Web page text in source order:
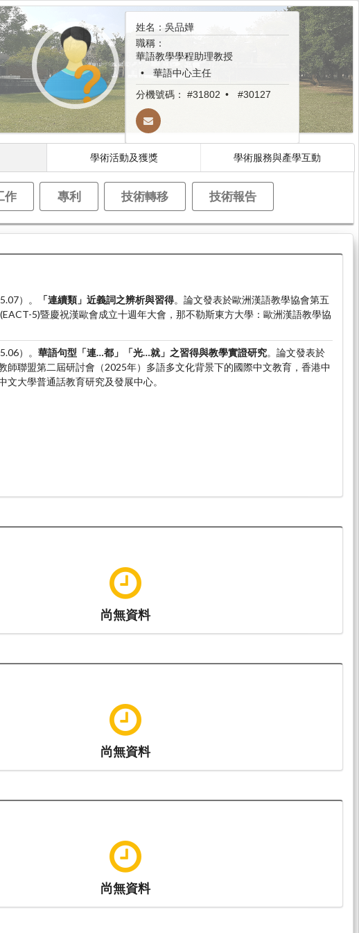
姓名：吳品嬅
職稱：
華語教學學程助理教授
華語中心主任
分機號碼： #31802 #30127
學術活動及獲獎 學術服務與產學互動
作 專利 技術轉移 技術報告
）。 「連續類」近義詞之辨析與習得。論文發表於歐洲漢語教學協會第五
5)暨慶祝漢歐會成立十週年大會，那不勒斯東方大學：歐洲漢語教學協
）。 華語句型「連…都」「光…就」之習得與教學實證研究。論文發表於
師聯盟第二屆研討會（2025年）多語多文化背景下的國際中文教育，香港中
文大學普通話教育研究及發展中心。
尚無資料
尚無資料
尚無資料